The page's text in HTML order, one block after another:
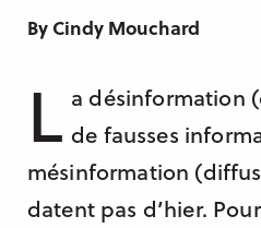
By Cindy Mouchard
L a désinformation
de fausses
mésinformation
datent pas d’hier.